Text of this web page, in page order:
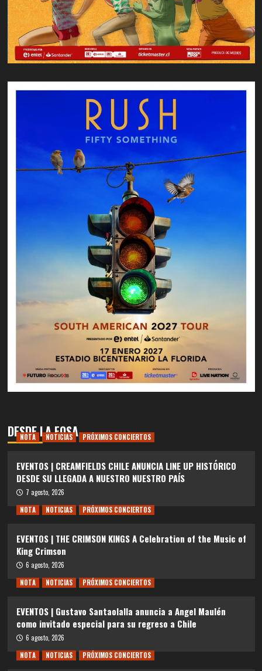
DESDE LA FOSA
NOTA NOTICIAS PRÓXIMOS CONCIERTOS
EVENTOS | CREAMFIELDS CHILE ANUNCIA LINE UP HISTÓRICO
DESDE SU LLEGADA A NUESTRO NUESTRO PAÍS
7 agosto, 2026
NOTA
NOTICIAS PRÓXIMOS CONCIERTOS
EVENTOS | THE CRIMSON KINGS A Celebration of the Music of
King Crimson
6 agosto, 2026
NOTA
NOTICIAS PRÓXIMOS CONCIERTOS
EVENTOS | Gustavo Santaolalla anuncia a Angel Maulén
como invitado especial para su regreso a Chile
6 agosto, 2026
NOTA
NOTICIAS PRÓXIMOS CONCIERTOS